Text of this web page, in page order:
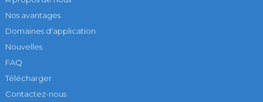
Nos avantages
Domaines d'application
Nouvelles
FAQ
Télécharger
Contactez-nous